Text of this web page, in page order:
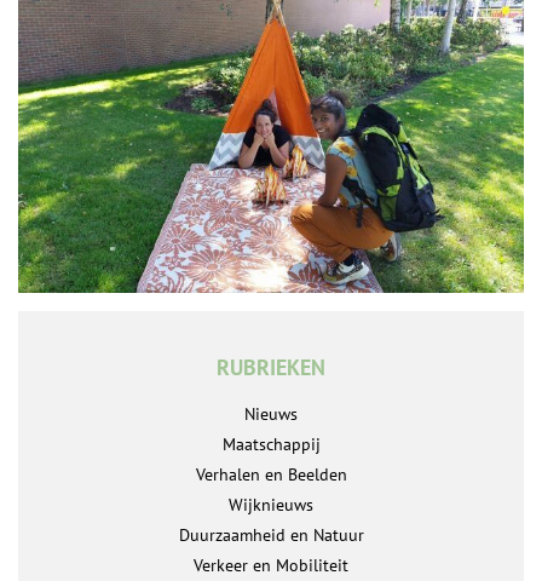
RUBRIEKEN
Nieuws
Maatschappij
Verhalen en Beelden
Wijknieuws
Duurzaamheid en Natuur
Verkeer en Mobiliteit